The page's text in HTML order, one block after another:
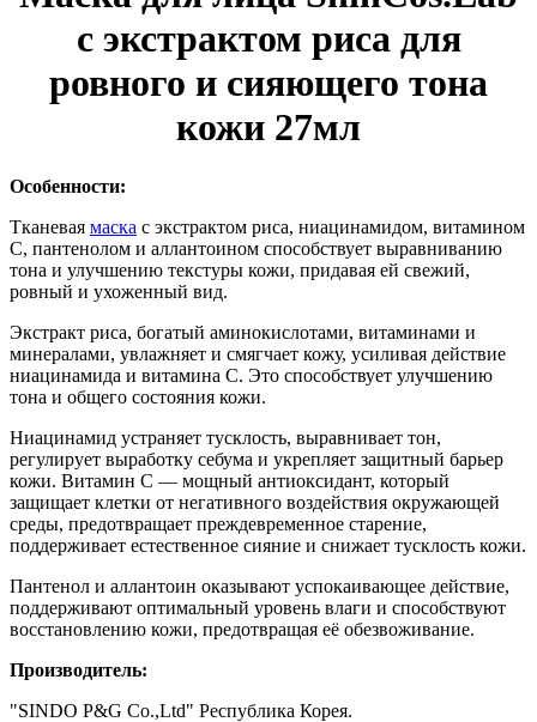
с экстрактом риса для
ровного и сияющего тона
кожи 27мл
Особенности:
Тканевая маска с экстрактом риса, ниацинамидом, витамином
C, пантенолом и аллантоином способствует выравниванию
тона и улучшению текстуры кожи, придавая ей свежий,
ровный и ухоженный вид.
Экстракт риса, богатый аминокислотами, витаминами и
минералами, увлажняет и смягчает кожу, усиливая действие
ниацинамида и витамина C. Это способствует улучшению
тона и общего состояния кожи.
Ниацинамид устраняет тусклость, выравнивает тон,
регулирует выработку себума и укрепляет защитный барьер
кожи. Витамин C — мощный антиоксидант, который
защищает клетки от негативного воздействия окружающей
среды, предотвращает преждевременное старение,
поддерживает естественное сияние и снижает тусклость кожи.
Пантенол и аллантоин оказывают успокаивающее действие,
поддерживают оптимальный уровень влаги и способствуют
восстановлению кожи, предотвращая её обезвоживание.
Производитель:
"SINDO P&G Co.,Ltd" Республика Корея.